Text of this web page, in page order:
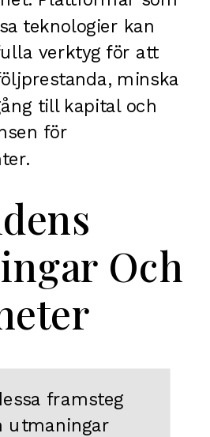
teknologier kan
verktyg för att
minska
till kapital och
för
Och
framsteg
utmaningar